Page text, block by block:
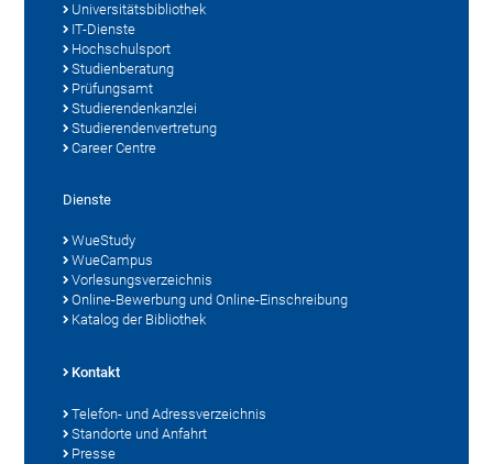
Universitätsbibliothek
IT-Dienste
Hochschulsport
Studienberatung
Prüfungsamt
Studierendenkanzlei
Studierendenvertretung
Career Centre
Dienste
WueStudy
WueCampus
Vorlesungsverzeichnis
Online-Bewerbung und Online-Einschreibung
Katalog der Bibliothek
Kontakt
Telefon- und Adressverzeichnis
Standorte und Anfahrt
Presse